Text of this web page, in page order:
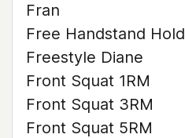
Fran
Free Handstand Hold
Freestyle Diane
Front Squat 1RM
Front Squat 3RM
Front Squat 5RM